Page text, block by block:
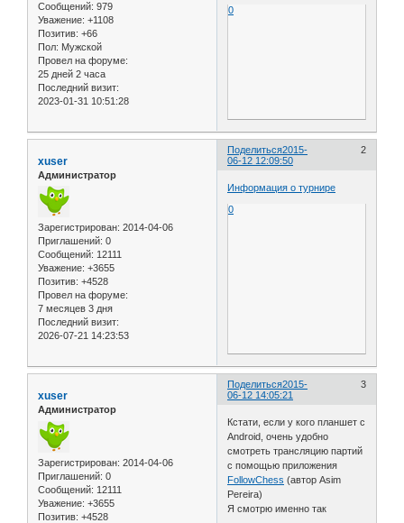
Сообщений: 979
Уважение: +1108
Позитив: +66
Пол: Мужской
Провел на форуме:
25 дней 2 часа
Последний визит:
2023-01-31 10:51:28
0
Поделиться 2
2015-
06-12 12:09:50
xuser
Администратор
Зарегистрирован: 2014-04-06
Приглашений: 0
Сообщений: 12111
Уважение: +3655
Позитив: +4528
Провел на форуме:
7 месяцев 3 дня
Последний визит:
2026-07-21 14:23:53
Информация о турнире
0
Поделиться 3
2015-
06-12 14:05:21
xuser
Администратор
Зарегистрирован: 2014-04-06
Приглашений: 0
Сообщений: 12111
Уважение: +3655
Позитив: +4528
Кстати, если у кого планшет с
Android, очень удобно
смотреть трансляцию партий
с помощью приложения
FollowChess (автор Asim
Pereira)
Я смотрю именно так